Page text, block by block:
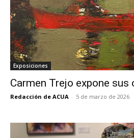
Exposiciones
Carmen Trejo expone sus
Redacción de ACUA - 5 de marzo de 2026